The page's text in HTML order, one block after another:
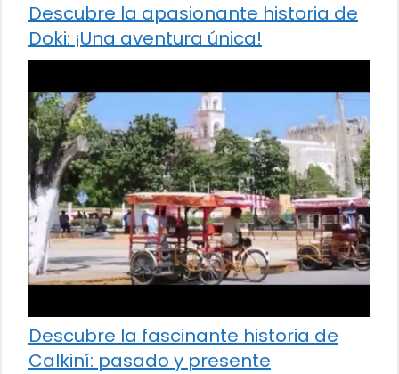
Descubre la apasionante historia de
Doki: ¡Una aventura única!
Descubre la fascinante historia de
Calkiní: pasado y presente